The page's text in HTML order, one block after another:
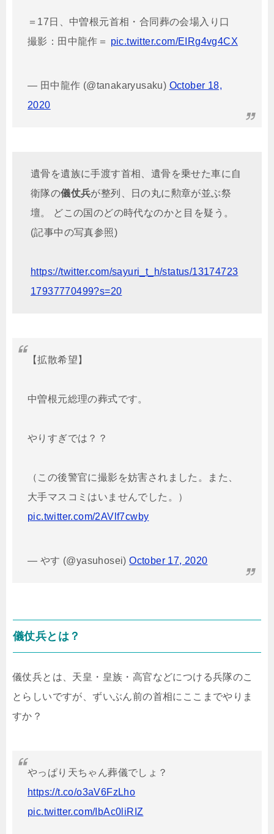
＝17日、中曽根元首相・合同葬の会場入り口
撮影：田中龍作＝ pic.twitter.com/EIRg4vg4CX
— 田中龍作 (@tanakaryusaku) October 18,
2020
遺骨を遺族に手渡す首相、遺骨を乗せた車に自
衛隊の儀仗兵が整列、日の丸に勲章が並ぶ祭
壇。 どこの国のどの時代なのかと目を疑う。
(記事中の写真参照)
https://twitter.com/sayuri_t_h/status/13174723
17937770499?s=20
【拡散希望】
中曽根元総理の葬式です。
やりすぎでは？？
（この後警官に撮影を妨害されました。また、
大手マスコミはいませんでした。）
pic.twitter.com/2AVlf7cwby
— やす (@yasuhosei)October 17, 2020
儀仗兵とは？
儀仗兵とは、天皇・皇族・高官などにつける兵隊のこ
とらしいですが、ずいぶん前の首相にここまでやりま
すか？
やっぱり天ちゃん葬儀でしょ？
https://t.co/o3aV6FzLho
pic.twitter.com/IbAc0liRIZ